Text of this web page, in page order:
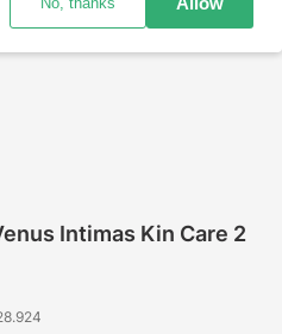
Intimas Kin Care 2